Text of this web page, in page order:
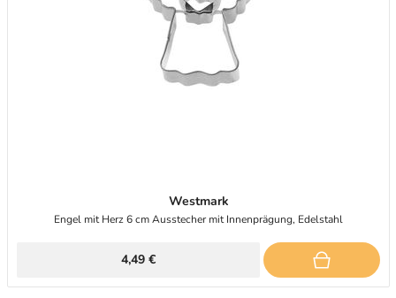
Westmark
Engel mit Herz 6 cm Ausstecher mit Innenprägung, Edelstahl
4,49 €